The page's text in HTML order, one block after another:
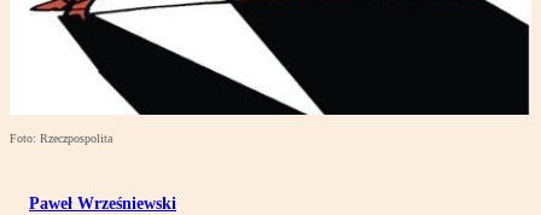
Foto: Rzeczpospolita
Paweł Wrześniewski